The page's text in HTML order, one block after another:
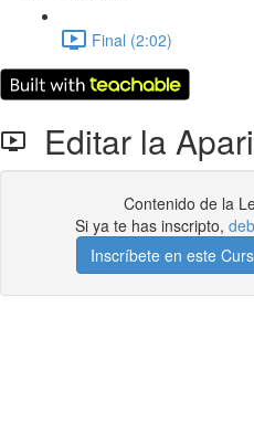
Final (2:02)
Editar la
Contenido de la
Si ya te has inscripto,
Inscríbete en este